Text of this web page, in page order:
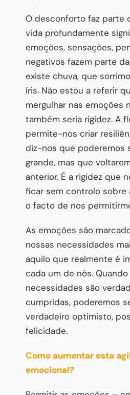
O desconforto faz parte
vida profundamente
emoções, sensações,
negativos fazem parte
existe chuva, que
íris. Não estou a referir
mergulhar nas emoções
também seria rigidez. A
permite-nos criar
diz-nos que poderemos
grande, mas que
anterior. É a rigidez que
ficar sem controlo sobre
o facto de nos
As emoções são
nossas necessidades
aquilo que realmente é
cada um de nós. Quando
necessidades são
cumpridas, poderemos
verdadeiro optimisto,
felicidade.
Como aumentar esta
emocional?